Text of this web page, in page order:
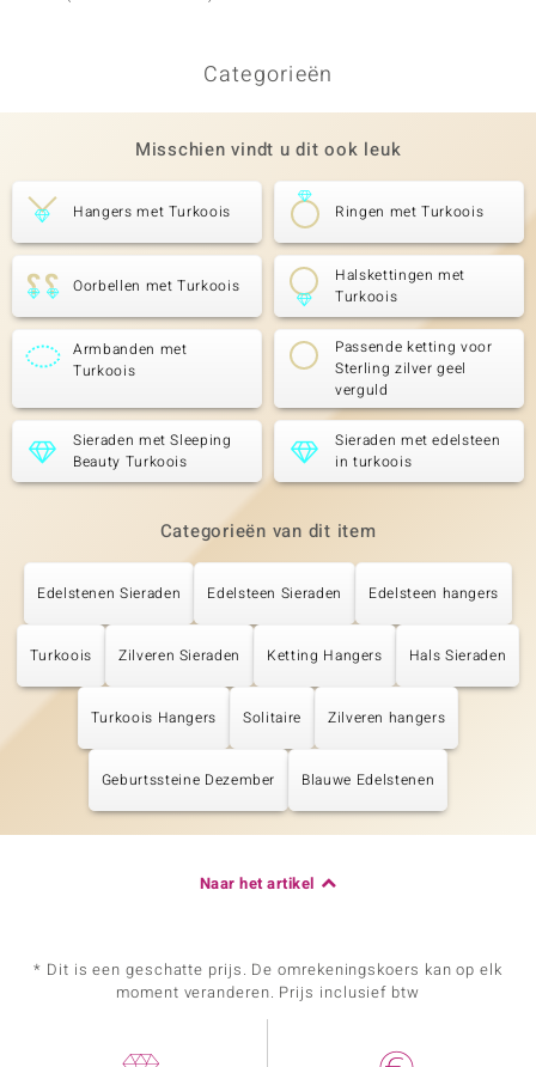
Categorieën
Misschien vindt u dit ook leuk
Hangers met Turkoois Ringen met Turkoois
Oorbellen met Turkoois
Halskettingen met
Turkoois
Armbanden met
Turkoois
Passende ketting voor
Sterling zilver geel
verguld
Sieraden met Sleeping
Beauty Turkoois
Sieraden met edelsteen
in turkoois
Categorieën van dit item
Edelstenen Sieraden Edelsteen Sieraden Edelsteen hangers
Turkoois Zilveren Sieraden Ketting Hangers Hals Sieraden
Turkoois Hangers Solitaire Zilveren hangers
Geburtssteine Dezember Blauwe Edelstenen
Naar het artikel
* Dit is een geschatte prijs. De omrekeningskoers kan op elk
moment veranderen. Prijs inclusief btw